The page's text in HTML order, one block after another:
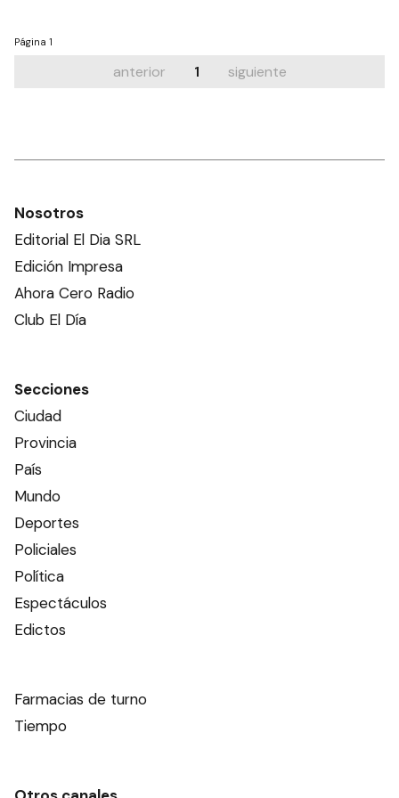
Página 1
anterior 1 siguiente
Nosotros
Editorial El Dia SRL
Edición Impresa
Ahora Cero Radio
Club El Día
Secciones
Ciudad
Provincia
País
Mundo
Deportes
Policiales
Política
Espectáculos
Edictos
Farmacias de turno
Tiempo